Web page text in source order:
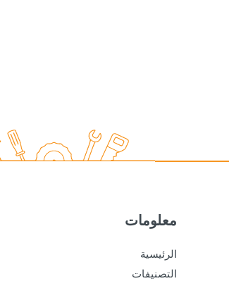
معلومات
الرئيسية
التصنيفات